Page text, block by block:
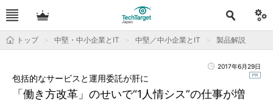
トップ 中堅・中小企業とIT 中堅／中小企業とIT 製品解説
2017年6月29日
「働き方改革」のせいで“1人情シス”の仕事が増
包括的なサービスと運用委託が肝に